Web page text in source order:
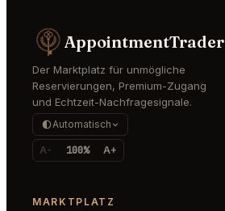
AppointmentTrader
Der Marktplatz für unmögliche
Reservierungen, Premium-Zugang
und Echtzeit-Nachfragesignale.
Automatisch
A- 100% A+
MARKTPLATZ